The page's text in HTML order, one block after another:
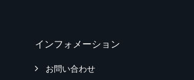
インフォメーション
お問い合わせ